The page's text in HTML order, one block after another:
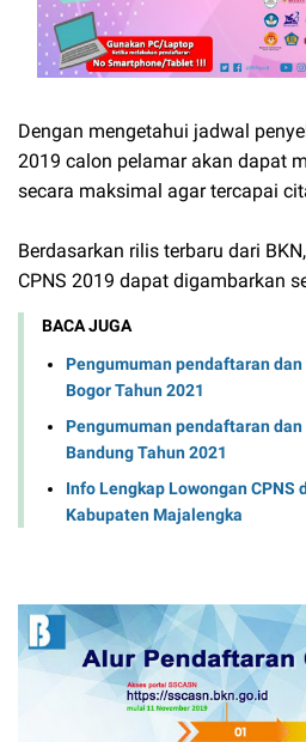
Dengan mengetahui jadwal
2019 calon pelamar akan dapat
secara maksimal agar tercapai
Berdasarkan rilis terbaru dari
CPNS 2019 dapat digambarkan
BACA JUGA
Pengumuman pendaftaran
Bogor Tahun 2021
Pengumuman pendaftaran dan
Bandung Tahun 2021
Info Lengkap Lowongan CPNS
Kabupaten Majalengka